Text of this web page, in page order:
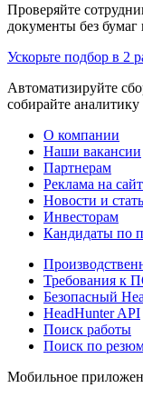
Проверяйте
документы без
Ускорьте подбор в 2
Автоматизируйте
собирайте
О компании
Наши вакансии
Партнерам
Реклама на
Новости и
Инвесторам
Кандидаты по
Требования к
Безопасный
HeadHunter API
Поиск работы
Поиск по
Мобильное